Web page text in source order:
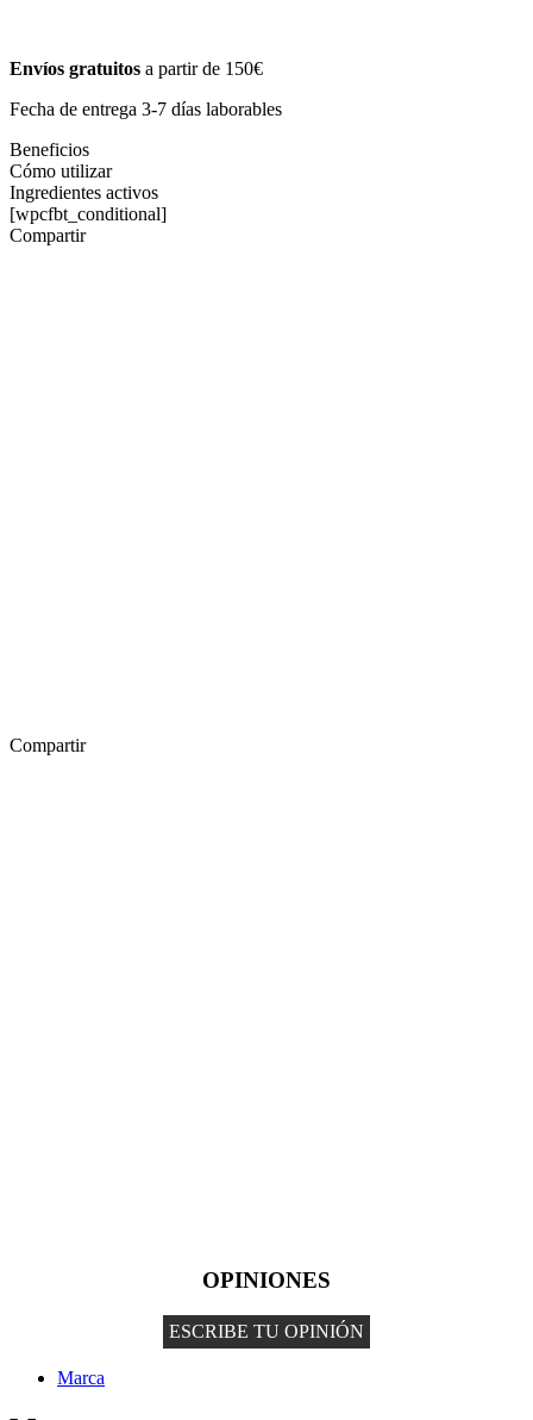
Envíos gratuitos a partir de 150€
Fecha de entrega 3-7 días laborables
Beneficios
Cómo utilizar
Ingredientes activos
[wpcfbt_conditional]
Compartir
Compartir
OPINIONES
ESCRIBE TU OPINIÓN
Marca